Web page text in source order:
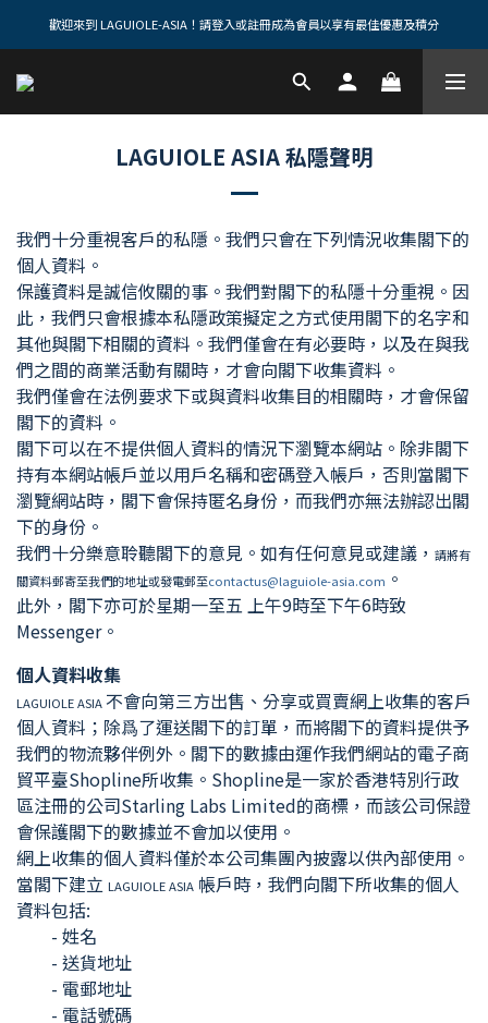
歡迎來到 LAGUIOLE-ASIA！請登入或註冊成為會員以享有最佳優惠及積分
LAGUIOLE ASIA 私隱聲明
我們十分重視客戶的私隱。我們只會在下列情況收集閣下的
個人資料。
保護資料是誠信攸關的事。我們對閣下的私隱十分重視。因
此，我們只會根據本私隱政策擬定之方式使用閣下的名字和
其他與閣下相關的資料。我們僅會在有必要時，以及在與我
們之間的商業活動有關時，才會向閣下收集資料。
我們僅會在法例要求下或與資料收集目的相關時，才會保留
閣下的資料。
閣下可以在不提供個人資料的情況下瀏覽本網站。除非閣下
持有本網站帳戶並以用戶名稱和密碼登入帳戶，否則當閣下
瀏覽網站時，閣下會保持匿名身份，而我們亦無法辦認出閣
下的身份。
我們十分樂意聆聽閣下的意見。如有任何意見或建議， 請將有
關資料郵寄至我們的地址或發電郵至contactus@laguiole-asia.com 。
此外，閣下亦可於星期一至五 上午9時至下午6時致
Messenger。
個人資料收集
LAGUIOLE ASIA 不會向第三方出售、分享或買賣網上收集的客戶
個人資料；除爲了運送閣下的訂單，而將閣下的資料提供予
我們的物流夥伴例外。閣下的數據由運作我們網站的電子商
貿平臺Shopline所收集。Shopline是一家於香港特別行政
區注冊的公司Starling Labs Limited的商標，而該公司保證
會保護閣下的數據並不會加以使用。
網上收集的個人資料僅於本公司集團內披露以供內部使用。
當閣下建立 LAGUIOLE ASIA 帳戶時，我們向閣下所收集的個人
資料包括:
- 姓名
- 送貨地址
- 電郵地址
- 電話號碼